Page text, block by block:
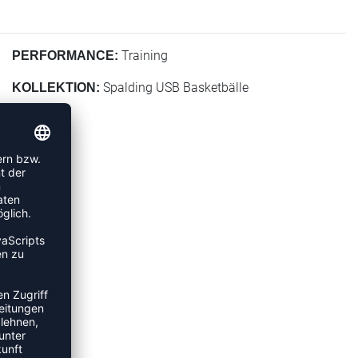
PERFORMANCE: Training
KOLLEKTION: Spalding USB Basketbälle